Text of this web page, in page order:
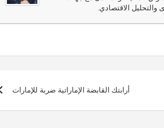
الاقتصادي.
أرابتك القابضة الإماراتية ضربة للإمارات